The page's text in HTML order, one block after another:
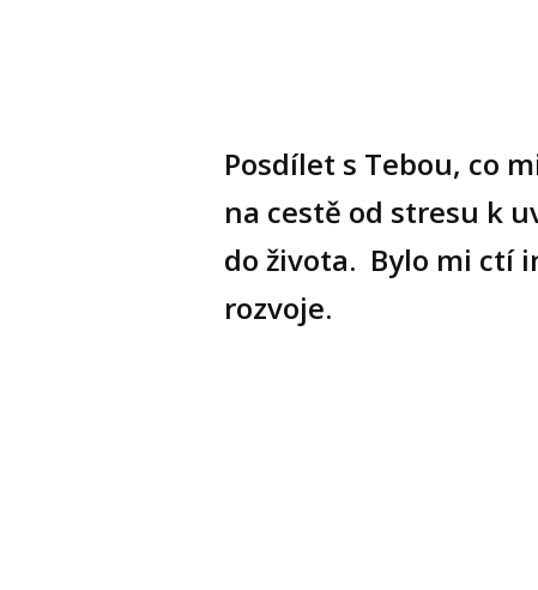
Posdílet s Tebou, co
na cestě od stresu k
do života. Bylo mi ctí
rozvoje.